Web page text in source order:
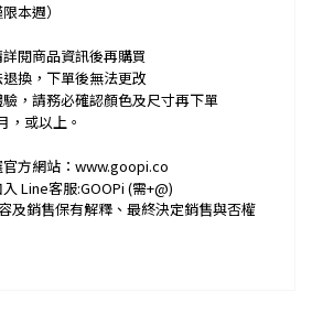
本週）
閱商品資訊後再購買
換，下單後無法更改
，請務必確認顏色及尺寸再下單
，或以上。
方網站：www.goopi.co
Line客服:GOOPi (需+@)
及銷售保有解釋、最終決定銷售與否權